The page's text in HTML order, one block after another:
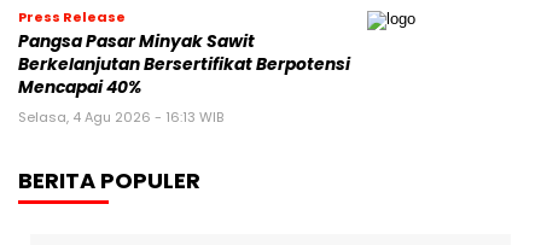
Press Release
Pangsa Pasar Minyak Sawit
Berkelanjutan Bersertifikat Berpotensi
Mencapai 40%
Selasa, 4 Agu 2026 - 16:13 WIB
BERITA POPULER